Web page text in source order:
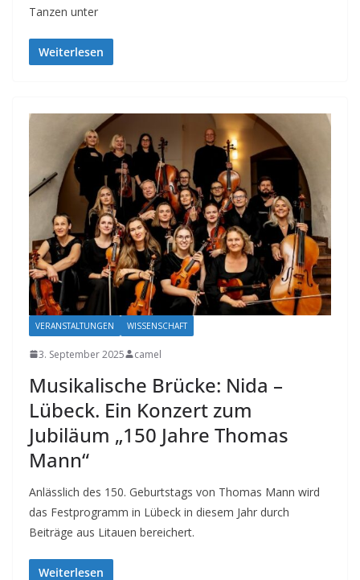
Tanzen unter
Weiterlesen
VERANSTALTUNGEN WISSENSCHAFT
3. September 2025 camel
Musikalische Brücke: Nida –
Lübeck. Ein Konzert zum
Jubiläum „150 Jahre Thomas
Mann“
Anlässlich des 150. Geburtstags von Thomas Mann wird
das Festprogramm in Lübeck in diesem Jahr durch
Beiträge aus Litauen bereichert.
Weiterlesen